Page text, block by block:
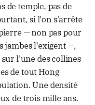
de temple, pas de
si l'on s'arrête
— non pas pour
jambes l'exigent —,
l'une des collines
de tout Hong
Une densité
de trois mille ans.